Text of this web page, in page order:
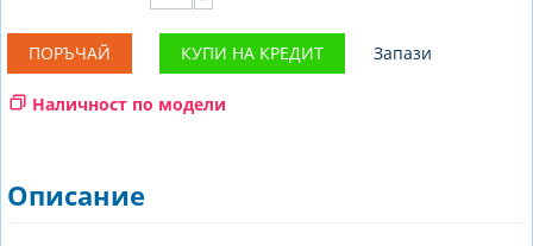
ПОРЪЧАЙ КУПИ НА КРЕДИТ Запази
Наличност по модели
Описание